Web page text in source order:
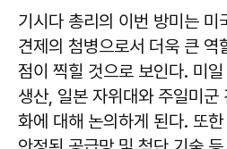
기시다 총리의 이번 방미는 미
견제의 첨병으로서 더욱 큰 역
점이 찍힐 것으로 보인다. 미
생산, 일본 자위대와 주일미군
화에 대해 논의하게 된다. 또